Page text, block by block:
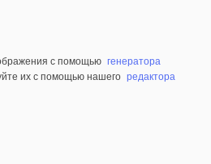
с помощью генератора
их с помощью нашего редактора